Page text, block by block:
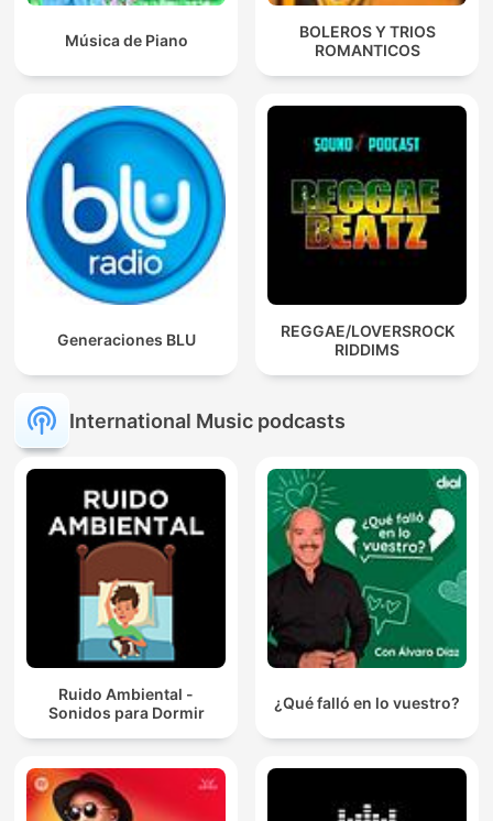
Música de Piano
BOLEROS Y TRIOS
ROMANTICOS
Generaciones BLU
REGGAE/LOVERSROCK
RIDDIMS
International Music podcasts
Ruido Ambiental -
Sonidos para Dormir
¿Qué falló en lo vuestro?